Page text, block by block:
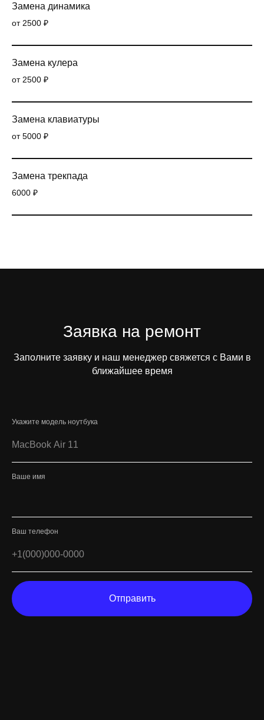
Замена динамика
от 2500 ₽
Замена кулера
от 2500 ₽
Замена клавиатуры
от 5000 ₽
Замена трекпада
6000 ₽
Заявка на ремонт
Заполните заявку и наш менеджер свяжется с Вами в
ближайшее время
Укажите модель ноутбука
Ваше имя
Ваш телефон
Отправить